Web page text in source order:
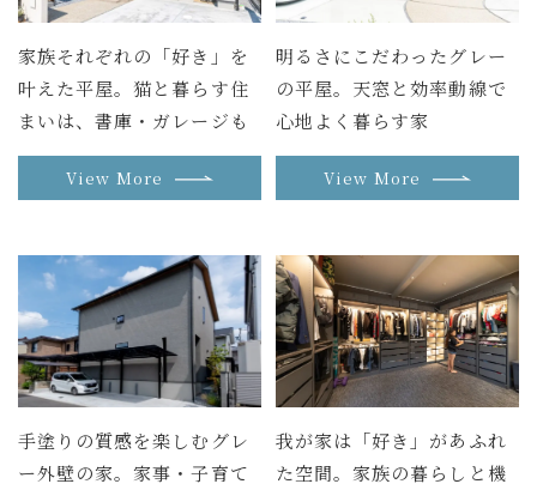
家族それぞれの「好き」を
叶えた平屋。猫と暮らす住
まいは、書庫・ガレージも
View More
明るさにこだわったグレー
の平屋。天窓と効率動線で
心地よく暮らす家
View More
手塗りの質感を楽しむグレ
ー外壁の家。家事・子育て
我が家は「好き」があふれ
た空間。家族の暮らしと機